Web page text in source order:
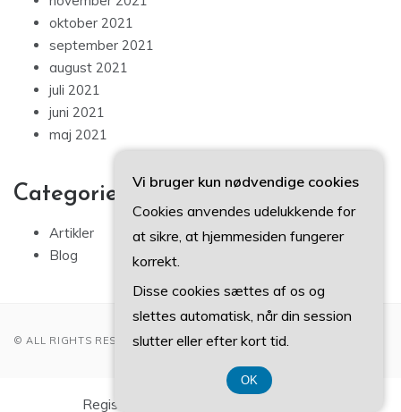
oktober 2021
september 2021
august 2021
juli 2021
juni 2021
maj 2021
Categories
Artikler
Blog
© ALL RIGHTS RESERVED 2022
Registreringsnummer DK 3740 7739
Vi bruger kun nødvendige cookies
Cookies anvendes udelukkende for
at sikre, at hjemmesiden fungerer
korrekt.
Disse cookies sættes af os og
slettes automatisk, når din session
slutter eller efter kort tid.
OK